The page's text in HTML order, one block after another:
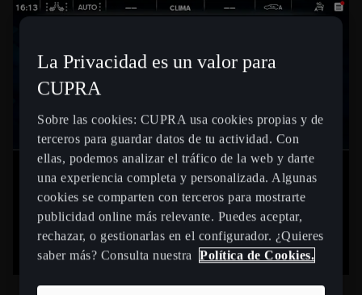
La Privacidad es un valor para
CUPRA
Sobre las cookies: CUPRA usa cookies propias y de
terceros para guardar datos de tu actividad. Con
ellas, podemos analizar el tráfico de la web y darte
una experiencia completa y personalizada. Algunas
cookies se comparten con terceros para mostrarte
publicidad online más relevante. Puedes aceptar,
rechazar, o gestionarlas en el configurador. ¿Quieres
saber más? Consulta nuestra
Política de Cookies.